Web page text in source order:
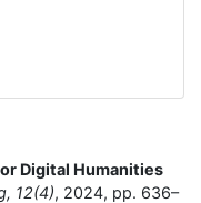
Digital Humanities
12(4), 2024, pp. 636–